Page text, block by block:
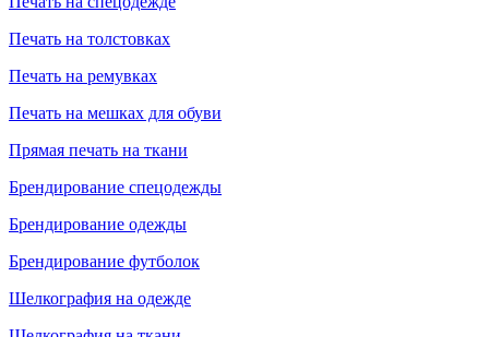
Печать на толстовках
Печать на ремувках
Печать на мешках для обуви
Прямая печать на ткани
Брендирование спецодежды
Брендирование одежды
Брендирование футболок
Шелкография на одежде